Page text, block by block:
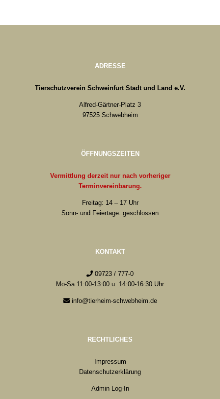
ADRESSE
Tierschutzverein Schweinfurt Stadt und Land e.V.
Alfred-Gärtner-Platz 3
97525 Schwebheim
ÖFFNUNGSZEITEN
Vermittlung derzeit nur nach vorheriger
Terminvereinbarung.
Freitag: 14 – 17 Uhr
Sonn- und Feiertage: geschlossen
KONTAKT
09723 / 777-0
Mo-Sa 11:00-13:00 u. 14:00-16:30 Uhr
info@tierheim-schwebheim.de
RECHTLICHES
Impressum
Datenschutzerklärung
Admin Log-In